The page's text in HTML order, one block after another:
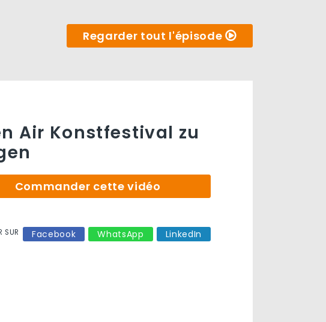
Regarder tout l'épisode
Air Konstfestival zu
Commander cette vidéo
SUR Facebook WhatsApp LinkedIn